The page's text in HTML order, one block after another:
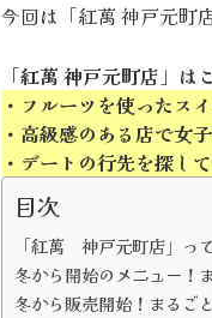
今回は「紅萬 神戸元町
「紅萬 神戸元町店」は
・フルーツを使ったス
・高級感のある店で女
・デートの行先を探し
目次
「紅萬 神戸元町店」っ
冬から開始のメニュー！
冬から販売開始！まるご